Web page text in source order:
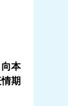
本
期